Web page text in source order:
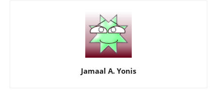
Jamaal A. Yonis